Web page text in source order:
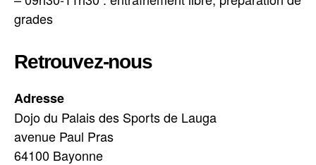
grades
Retrouvez-nous
Adresse
Dojo du Palais des Sports de Lauga
avenue Paul Pras
64100 Bayonne